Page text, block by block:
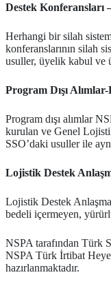
Destek Konferansları
Herhangi bir silah
konferanslarının silah
usuller, üyelik kabul ve
Program Dışı
Program dışı alımlar
kurulan ve Genel
SSO’daki usuller ile
Lojistik Destek
Lojistik Destek
bedeli içermeyen,
NSPA tarafından Türk
NSPA Türk İrtibat
hazırlanmaktadır.